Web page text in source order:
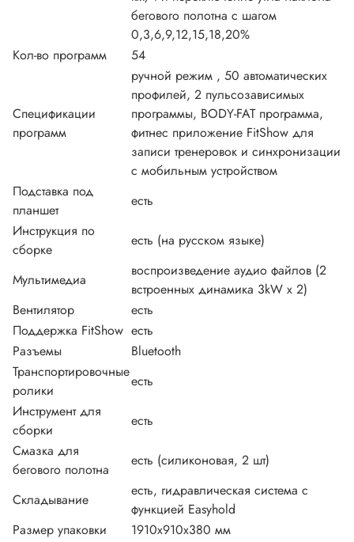
бегового полотна с шагом
0,3,6,9,12,15,18,20%
Кол-во программ
54
Спецификации
программ
ручной режим , 50 автоматических
профилей, 2 пульсозависимых
программы, BODY-FAT программа,
фитнес приложение FitShow для
записи тренеровок и синхронизации
с мобильным устройством
Подставка под
планшет
есть
Инструкция по
сборке
есть (на русском языке)
Мультимедиа
воспроизведение аудио файлов (2
встроенных динамика 3kW x 2)
Вентилятор
есть
Поддержка FitShow есть
Разъемы
Bluetooth
Транспортировочные
ролики
есть
Инструмент для
сборки
есть
Смазка для
бегового полотна
есть (силиконовая, 2 шт)
Складывание
есть, гидравлическая система с
функцией Easyhold
Размер упаковки
1910х910х380 мм